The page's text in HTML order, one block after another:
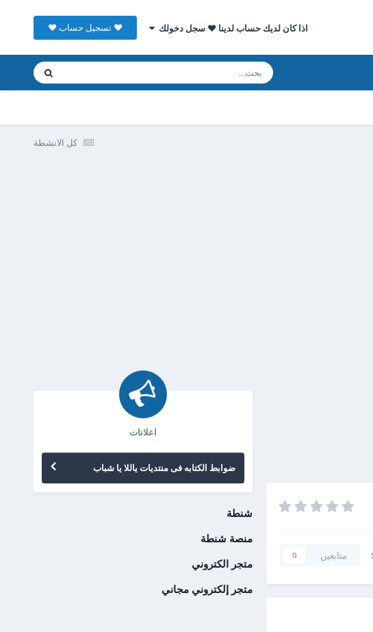
اذا كان لديك حساب لدينا ♥ سجل دخولك ♥ تسجيل حساب ♥
كل الانشطة
متابعين 0
اعلانات
ضوابط الكتابه فى منتديات ياللا يا شباب
شنطة
منصة شنطة
متجر الكتروني
متجر إلكتروني مجاني